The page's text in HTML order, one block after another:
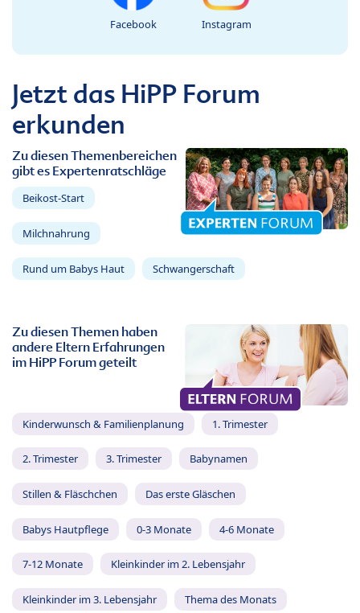
Facebook Instagram
Jetzt das HiPP Forum
erkunden
Zu diesen Themenbereichen
gibt es Expertenratschläge
Beikost-Start
Milchnahrung
Rund um Babys Haut Schwangerschaft
Zu diesen Themen haben
andere Eltern Erfahrungen
im HiPP Forum geteilt
Kinderwunsch & Familienplanung 1. Trimester
2. Trimester 3. Trimester Babynamen
Stillen & Fläschchen Das erste Gläschen
Babys Hautpflege 0-3 Monate 4-6 Monate
7-12 Monate Kleinkinder im 2. Lebensjahr
Kleinkinder im 3. Lebensjahr Thema des Monats